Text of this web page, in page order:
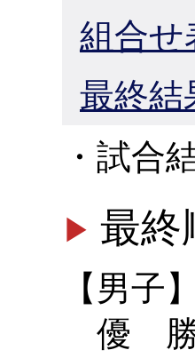
組合せ
最終結
・試合
最終
【男子】
優 勝